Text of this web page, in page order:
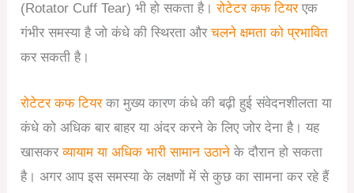
(Rotator Cuff Tear) भी हो सकता है। रोटेटर कफ टियरएक
गंभीर समस्या है जो कंधे की स्थिरता औरचलने क्षमता को प्रभावित
कर सकती है।
रोटेटर कफ टियरका मुख्य कारण कंधे की बढ़ी हुई संवेदनशीलता या
कंधे को अधिक बार बाहर या अंदर करने के लिए जोर देना है। यह
खासकरव्यायाम या अधिक भारी सामान उठाने के दौरान हो सकता
है। अगर आप इस समस्या के लक्षणों में से कुछ का सामना कर रहे हैं